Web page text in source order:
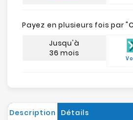
Payez en plusieurs fois par "
Jusqu'à
36 mois
Description Détails